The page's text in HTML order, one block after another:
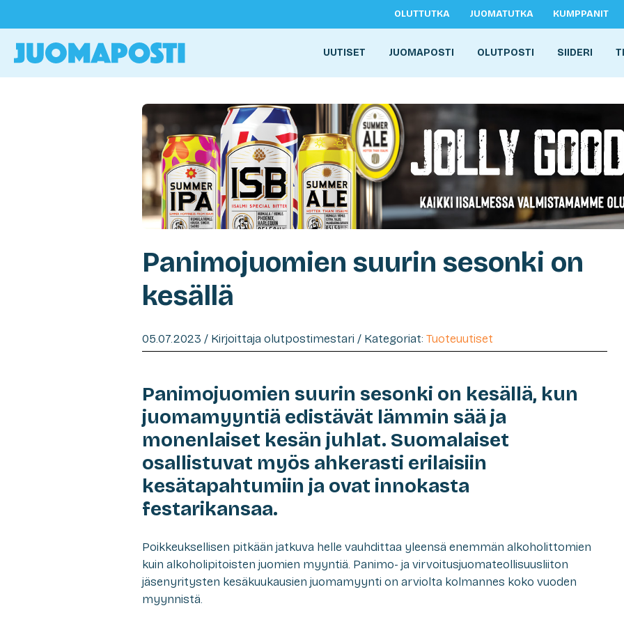
OLUTTUTKA JUOMATUTKA KUMPPANIT
UUTISET JUOMAPOSTI OLUTPOSTI SIIDERI
Panimojuomien suurin sesonki on
kesällä
05.07.2023 / Kirjoittaja olutpostimestari / Kategoriat: Tuoteuutiset
Panimojuomien suurin sesonki on kesällä, kun
juomamyyntiä edistävät lämmin sää ja
monenlaiset kesän juhlat. Suomalaiset
osallistuvat myös ahkerasti erilaisiin
kesätapahtumiin ja ovat innokasta
festarikansaa.
Poikkeuksellisen pitkään jatkuva helle vauhdittaa yleensä enemmän alkoholittomien
kuin alkoholipitoisten juomien myyntiä. Panimo- ja virvoitusjuomateollisuusliiton
jäsenyritysten kesäkuukausien juomamyynti on arviolta kolmannes koko vuoden
myynnistä.